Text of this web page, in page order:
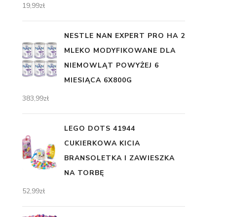
19,99zł
NESTLE NAN EXPERT PRO HA 2
MLEKO MODYFIKOWANE DLA
NIEMOWLĄT POWYŻEJ 6
MIESIĄCA 6X800G
383,99zł
LEGO DOTS 41944
CUKIERKOWA KICIA
BRANSOLETKA I ZAWIESZKA
NA TORBĘ
52,99zł